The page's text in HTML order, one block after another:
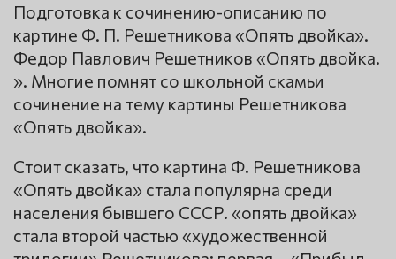
Подготовка к сочинению-описанию по
картине Ф. П. Решетникова «Опять двойка».
Федор Павлович Решетников «Опять двойка.
». Многие помнят со школьной скамьи
сочинение на тему картины Решетникова
«Опять двойка».
Стоит сказать, что картина Ф. Решетникова
«Опять двойка» стала популярна среди
населения бывшего СССР. «опять двойка»
стала второй частью «художественной